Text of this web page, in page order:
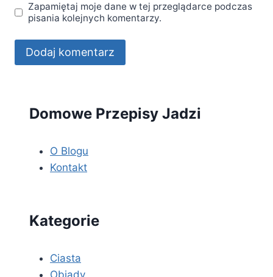
Zapamiętaj moje dane w tej przeglądarce podczas
pisania kolejnych komentarzy.
Domowe Przepisy Jadzi
O Blogu
Kontakt
Kategorie
Ciasta
Obiady